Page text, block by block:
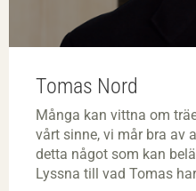
Tomas Nord
Många kan vittna om
vårt sinne, vi mår bra av
detta något som kan
Lyssna till vad Tomas